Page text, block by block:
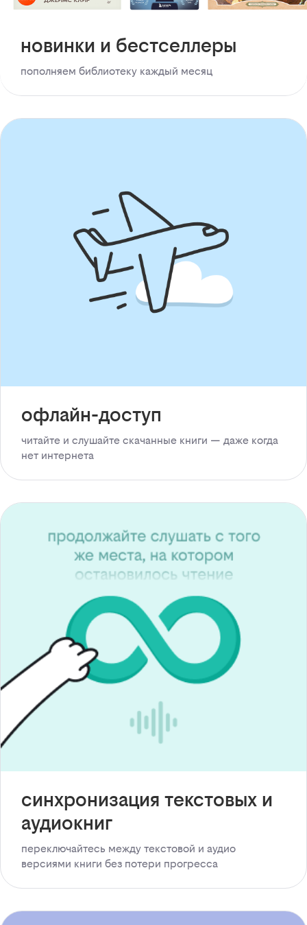
новинки и бестселлеры
пополняем библиотеку каждый месяц
офлайн-доступ
читайте и слушайте скачанные книги — даже когда
нет интернета
синхронизация текстовых и
аудиокниг
переключайтесь между текстовой и аудио
версиями книги без потери прогресса